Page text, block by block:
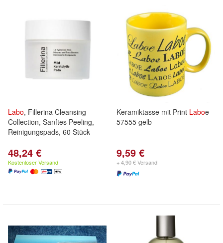
Labo, Fillerina Cleansing
Collection, Sanftes Peeling,
Reinigungspads, 60 Stück
48,24 €
Kostenloser Versand
Keramiktasse mit Print Laboe
57555 gelb
9,59 €
+ 4,90 € Versand